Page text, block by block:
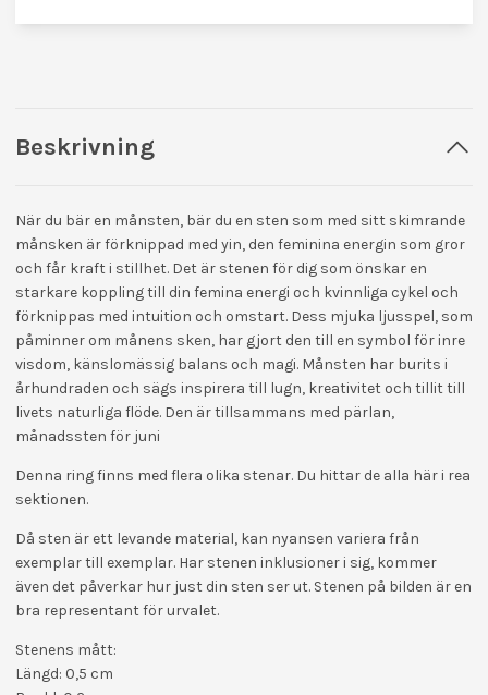
Beskrivning
När du bär en månsten, bär du en sten som med sitt skimrande
månsken är förknippad med yin, den feminina energin som gror
och får kraft i stillhet. Det är stenen för dig som önskar en
starkare koppling till din femina energi och kvinnliga cykel och
förknippas med intuition och omstart. Dess mjuka ljusspel, som
påminner om månens sken, har gjort den till en symbol för inre
visdom, känslomässig balans och magi. Månsten har burits i
århundraden och sägs inspirera till lugn, kreativitet och tillit till
livets naturliga flöde. Den är tillsammans med pärlan,
månadssten för juni
Denna ring finns med flera olika stenar. Du hittar de alla här i rea
sektionen.
Då sten är ett levande material, kan nyansen variera från
exemplar till exemplar. Har stenen inklusioner i sig, kommer
även det påverkar hur just din sten ser ut. Stenen på bilden är en
bra representant för urvalet.
Stenens mått:
Längd: 0,5 cm